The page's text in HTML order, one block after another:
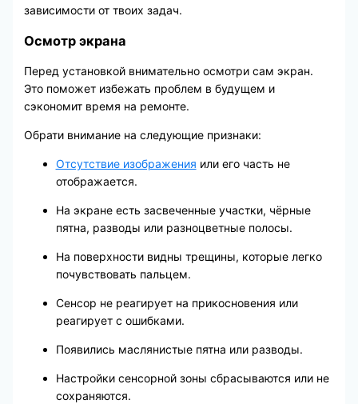
зависимости от твоих задач.
Осмотр экрана
Перед установкой внимательно осмотри сам экран.
Это поможет избежать проблем в будущем и
сэкономит время на ремонте.
Обрати внимание на следующие признаки:
Отсутствие изображения или его часть не
отображается.
На экране есть засвеченные участки, чёрные
пятна, разводы или разноцветные полосы.
На поверхности видны трещины, которые легко
почувствовать пальцем.
Сенсор не реагирует на прикосновения или
реагирует с ошибками.
Появились маслянистые пятна или разводы.
Настройки сенсорной зоны сбрасываются или не
сохраняются.